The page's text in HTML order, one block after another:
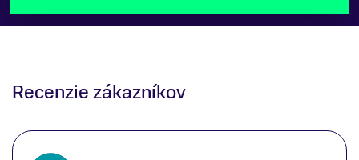
Recenzie zákazníkov